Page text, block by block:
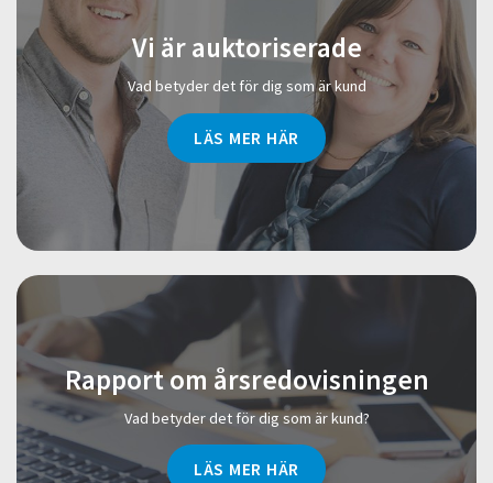
Vi är auktoriserade
Vad betyder det för dig som är kund
LÄS MER HÄR
Rapport om årsredovisningen
Vad betyder det för dig som är kund?
LÄS MER HÄR